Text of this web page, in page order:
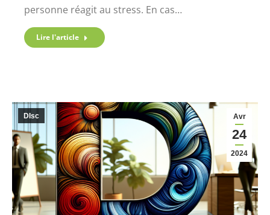
personne réagit au stress. En cas…
Lire l'article
Avr
24
2024
DIsc